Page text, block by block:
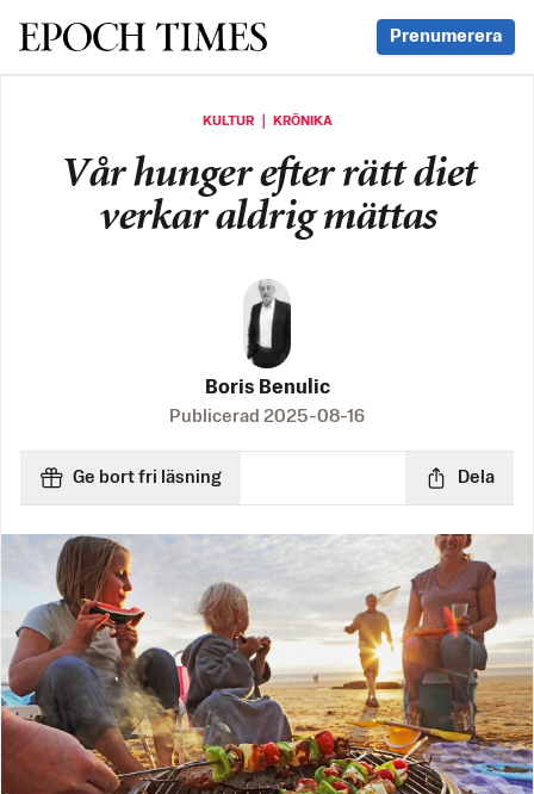
Svenska Epoch Times Prenumerera
KULTUR ｜ KRÖNIKA
Vår hunger efter rätt diet
verkar aldrig mättas
Boris Benulic
Publicerad 2025-08-16
Ge bort fri läsning Dela